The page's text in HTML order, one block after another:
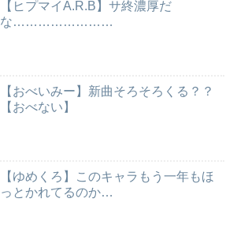
【ヒプマイA.R.B】サ終濃厚だ
な……………………
【おべいみー】新曲そろそろくる？？
【おべない】
【ゆめくろ】このキャラもう一年もほ
っとかれてるのか…